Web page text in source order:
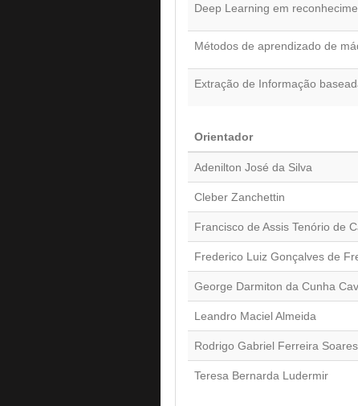
Deep Learning em
Métodos de aprendizado de
Extração de Informação
Orientador
Adenilton José da Silva
Cleber Zanchettin
Francisco de Assis Tenório de
Frederico Luiz Gonçalves de
George Darmiton da Cunha
Leandro Maciel Almeida
Rodrigo Gabriel Ferreira Soares
Teresa Bernarda Ludermir